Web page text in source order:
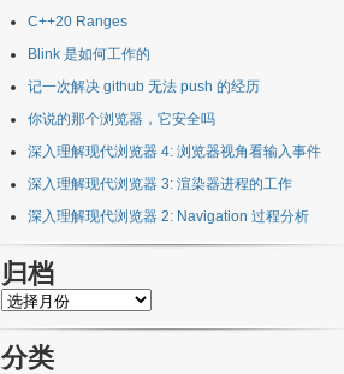
C++20 Ranges
Blink 是如何工作的
记一次解决 github 无法 push 的经历
你说的那个浏览器，它安全吗
深入理解现代浏览器 4: 浏览器视角看输入事件
深入理解现代浏览器 3: 渲染器进程的工作
深入理解现代浏览器 2: Navigation 过程分析
归档
归
档
分类